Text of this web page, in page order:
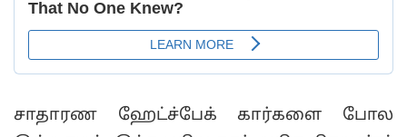
சாதாரண ஹேட்ச்பேக் கார்களை போல